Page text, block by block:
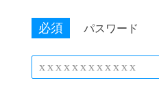
必須 パスワード